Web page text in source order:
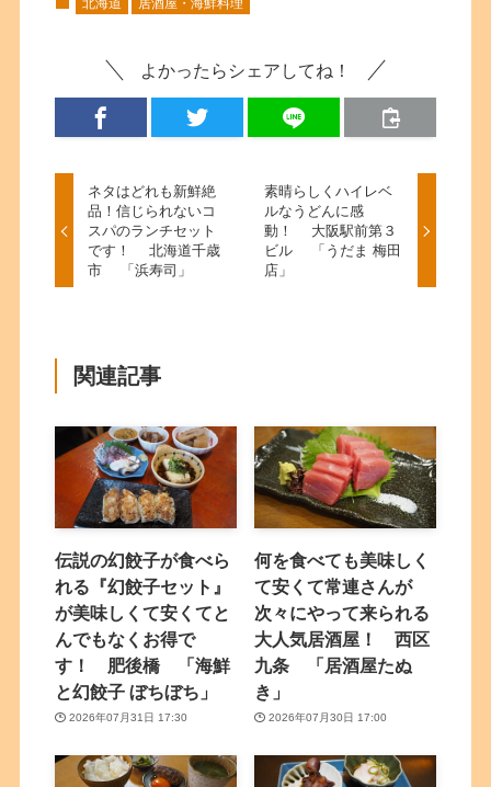
北海道 居酒屋・海鮮料理
よかったらシェアしてね！
ネタはどれも新鮮絶
品！信じられないコ
スパのランチセット
です！ 北海道千歳
市 「浜寿司」
素晴らしくハイレベ
ルなうどんに感
動！ 大阪駅前第３
ビル 「うだま 梅田
店」
関連記事
伝説の幻餃子が食べら
れる『幻餃子セット』
が美味しくて安くてと
んでもなくお得で
す！ 肥後橋 「海鮮
と幻餃子 ぼちぼち」
2026年07月31日 17:30
何を食べても美味しく
て安くて常連さんが
次々にやって来られる
大人気居酒屋！ 西区
九条 「居酒屋たぬ
き」
2026年07月30日 17:00